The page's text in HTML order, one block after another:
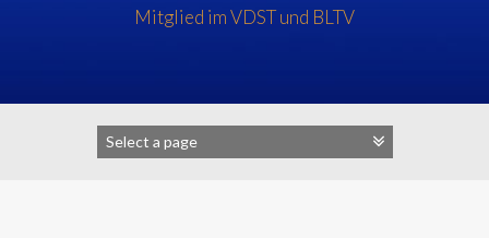
Mitglied im VDST und BLTV